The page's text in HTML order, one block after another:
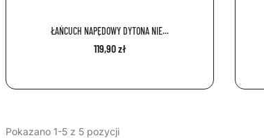
ŁAŃCUCH NAPĘDOWY DYTONA NIE...
119,90 zł
Pokazano 1-5 z 5 pozycji